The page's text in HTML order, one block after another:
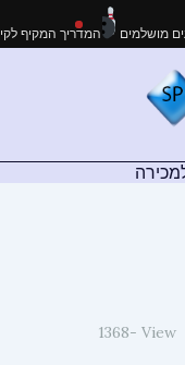
המדריך לאירועים מושלמים
1368 View -